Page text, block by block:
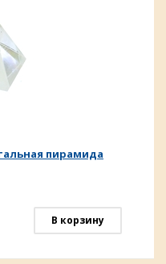
пирамида
В корзину